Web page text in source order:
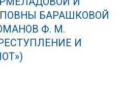
БАРАШКОВОЙ
Ф. М.
И